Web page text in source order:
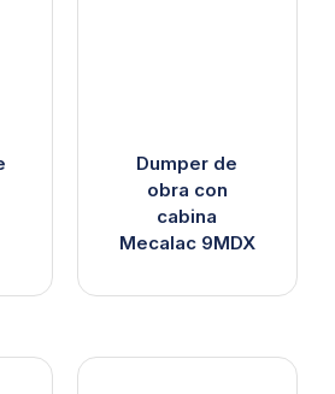
Dumper de
obra con
cabina
Mecalac 9MDX